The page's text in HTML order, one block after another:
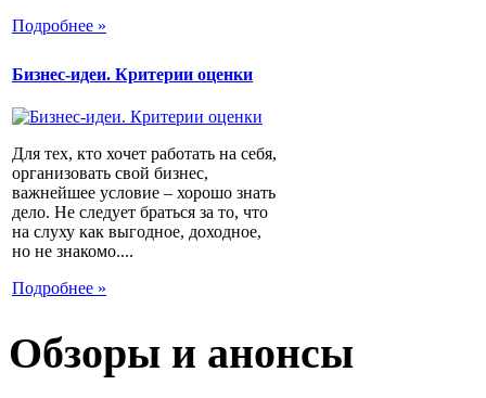
Подробнее »
Бизнес-идеи. Критерии оценки
Для тех, кто хочет работать на себя,
организовать свой бизнес,
важнейшее условие – хорошо знать
дело. Не следует браться за то, что
на слуху как выгодное, доходное,
но не знакомо....
Подробнее »
Обзоры и анонсы